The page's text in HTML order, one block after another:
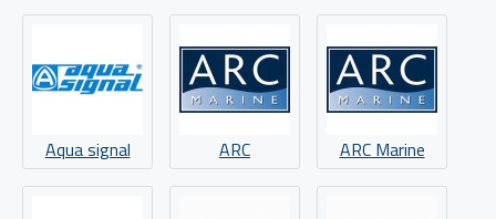
Aqua signal ARC ARC Marine